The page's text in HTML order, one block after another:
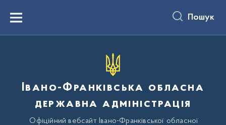
вмістуMenu Пошук
Івано-Франківська обласна
державна адміністрація
Офіційний вебсайт Івано-Франківської обласної